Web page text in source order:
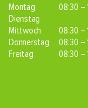
Montag
08:30 –
Dienstag
Mittwoch
08:30 –
Donnerstag
08:30 –
Freitag
08:30 –